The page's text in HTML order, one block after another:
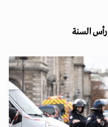
رأس السنة